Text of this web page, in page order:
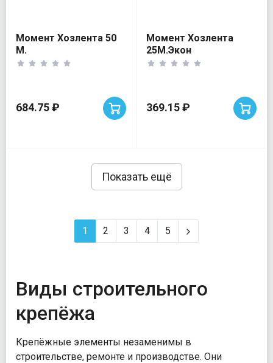
Момент Хозлента 50
М.
684.75 ₽
Момент Хозлента
25М.Экон
369.15 ₽
Показать ещё
1 2 3 4 5
Виды строительного
крепёжа
Крепёжные элементы незаменимы в
строительстве, ремонте и производстве. Они